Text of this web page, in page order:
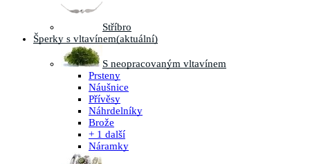
Stříbro
Šperky s vltavínem(aktuální)
S neopracovaným vltavínem
Prsteny
Náušnice
Přívěsy
Náhrdelníky
Brože
+ 1 další
Náramky